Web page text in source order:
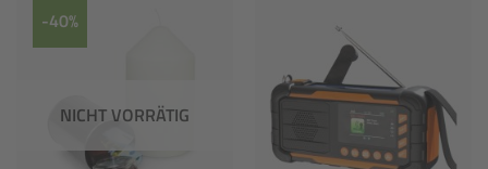
-40%
NICHT VORRÄTIG